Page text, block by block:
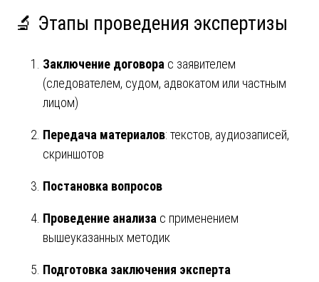
🔬 Этапы проведения экспертизы
Заключение договора с заявителем
(следователем, судом, адвокатом или частным
лицом)
Передача материалов: текстов, аудиозаписей,
скриншотов
Постановка вопросов
Проведение анализа с применением
вышеуказанных методик
Подготовка заключения эксперта